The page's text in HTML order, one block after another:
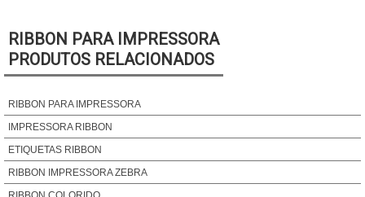
RIBBON PARA IMPRESSORA
PRODUTOS RELACIONADOS
RIBBON PARA IMPRESSORA
IMPRESSORA RIBBON
ETIQUETAS RIBBON
RIBBON IMPRESSORA ZEBRA